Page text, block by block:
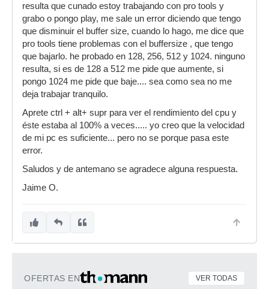
resulta que cunado estoy trabajando con pro tools y
grabo o pongo play, me sale un error diciendo que tengo
que disminuir el buffer size, cuando lo hago, me dice que
pro tools tiene problemas con el buffersize , que tengo
que bajarlo. he probado en 128, 256, 512 y 1024. ninguno
resulta, si es de 128 a 512 me pide que aumente, si
pongo 1024 me pide que baje.... sea como sea no me
deja trabajar tranquilo.
Aprete ctrl + alt+ supr para ver el rendimiento del cpu y
éste estaba al 100% a veces..... yo creo que la velocidad
de mi pc es suficiente... pero no se porque pasa este
error.
Saludos y de antemano se agradece alguna respuesta.
Jaime O.
OFERTAS EN VER TODAS